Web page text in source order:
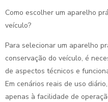
Como escolher um aparelho
veículo?
Para selecionar um aparelho
conservação do veículo, é
de aspectos técnicos e
Em cenários reais de uso
apenas à facilidade de